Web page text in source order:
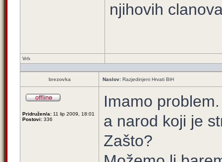
njihovih
Vrh
brezovka Naslov: Razjedinjeni Hrvati BiH
Pridružen/a: 11 lip 2009, 18:01
Postovi: 336
Imamo
a narod koji je
Zašto?